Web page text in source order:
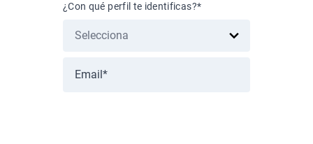
¿Con qué perfil te identificas?*